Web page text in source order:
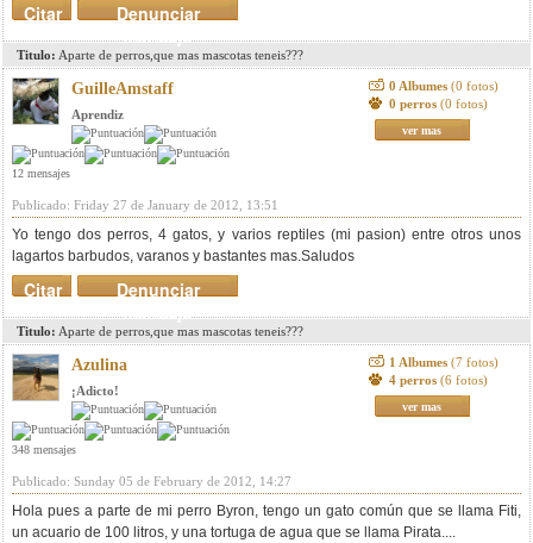
Denunciar
mensaje
Citar
Titulo: Aparte de perros,que mas mascotas teneis???
GuilleAmstaff
Aprendiz
12 mensajes
0 Albumes (0 fotos)
0 perros (0 fotos)
ver mas
Publicado: Friday 27 de January de 2012, 13:51
Yo tengo dos perros, 4 gatos, y varios reptiles (mi pasion) entre otros unos
lagartos barbudos, varanos y bastantes mas.Saludos
Denunciar
mensaje
Citar
Titulo: Aparte de perros,que mas mascotas teneis???
Azulina
¡Adicto!
348 mensajes
1 Albumes (7 fotos)
4 perros (6 fotos)
ver mas
Publicado: Sunday 05 de February de 2012, 14:27
Hola pues a parte de mi perro Byron, tengo un gato común que se llama Fiti,
un acuario de 100 litros, y una tortuga de agua que se llama Pirata....